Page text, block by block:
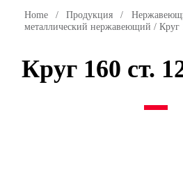
Home /Продукция /
металлический нержавеющий / Круг
Круг 160 ст.